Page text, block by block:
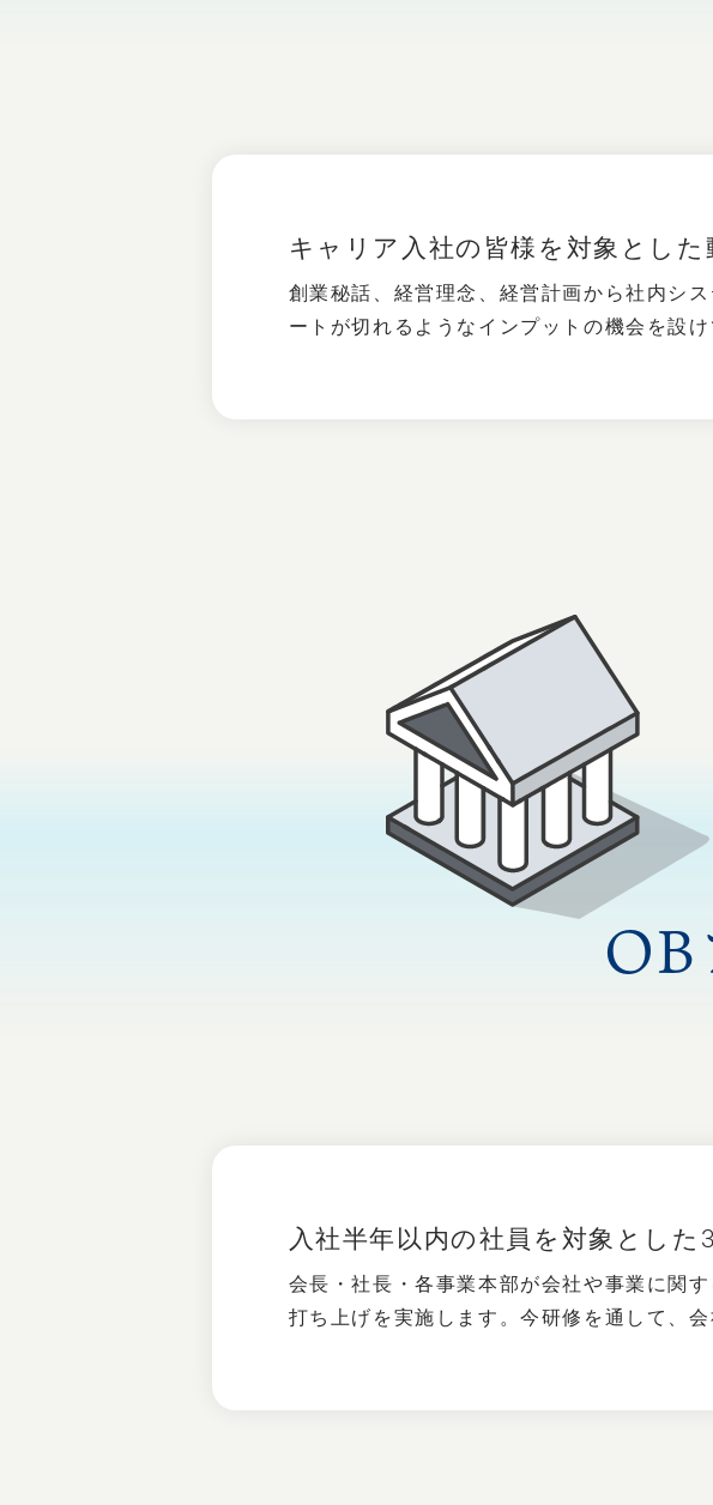
キャリア入社の皆様を対象とした
創業秘話、経営理念、経営計画から社内シ
ートが切れるようなインプットの機会を設け
入社半年以内の社員を対象とした
会長・社長・各事業本部が会社や事業に関
打ち上げを実施します。今研修を通して、